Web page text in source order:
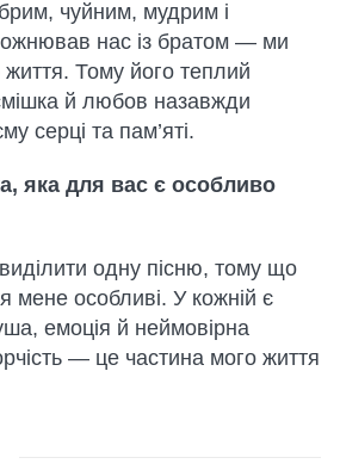
чуйним, мудрим і
нас із братом — ми
Тому його теплий
й любов назавжди
серці та пам’яті.
яка для вас є особливо
одну пісню, тому що
мене особливі. У кожній є
емоція й неймовірна
— це частина мого життя